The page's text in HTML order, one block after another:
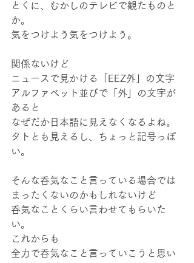
とくに、むかしのテレビで観たものと
か。
気をつけよう気をつけよう。
関係ないけど
ニュースで見かける「EEZ外」の文字
アルファベット並びで「外」の文字が
あると
なぜだか日本語に見えなくなるよね。
タトとも見えるし、ちょっと記号っぽ
い。
そんな呑気なこと言っている場合では
まったくないのかもしれないけど
呑気なことくらい言わせてもらいた
い。
これからも
全力で呑気なこと言っていこうと思い